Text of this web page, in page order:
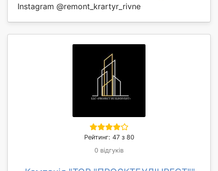
Instagram @remont_krartyr_rivne
Рейтинг: 47 з 80
0 відгуків